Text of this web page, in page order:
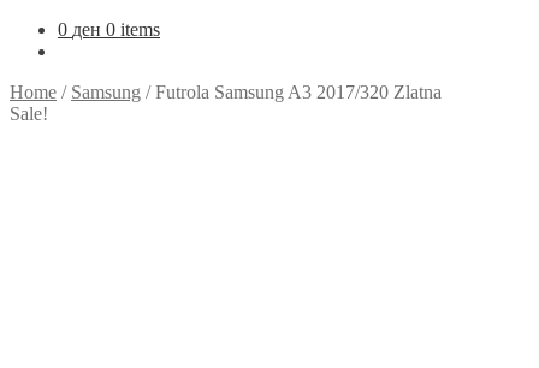
0 ден 0 items
Home / Samsung /Futrola Samsung A3 2017/320 Zlatna
Sale!